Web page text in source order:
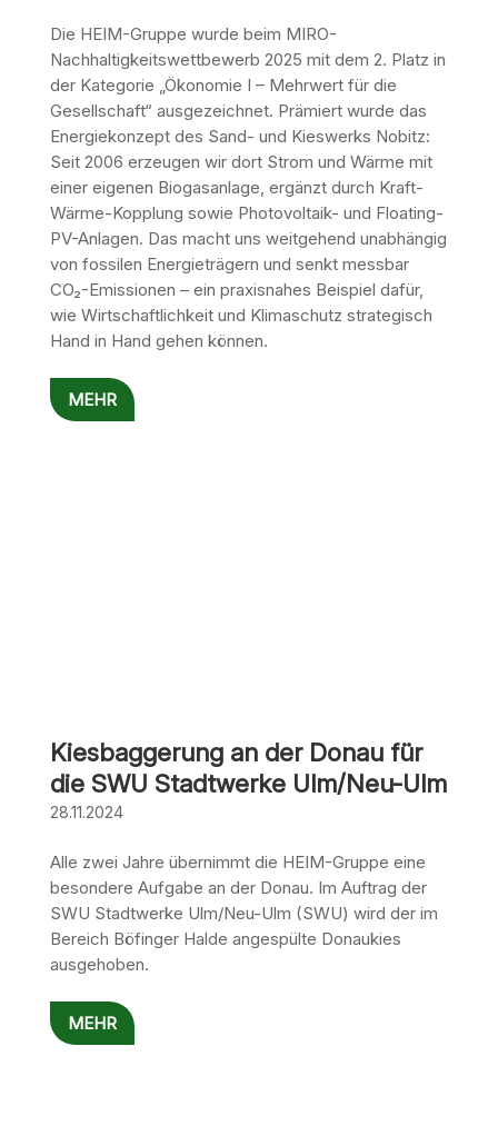
Die HEIM-Gruppe wurde beim MIRO-
Nachhaltigkeitswettbewerb 2025 mit dem 2. Platz in
der Kategorie „Ökonomie I – Mehrwert für die
Gesellschaft“ ausgezeichnet. Prämiert wurde das
Energiekonzept des Sand- und Kieswerks Nobitz:
Seit 2006 erzeugen wir dort Strom und Wärme mit
einer eigenen Biogasanlage, ergänzt durch Kraft-
Wärme-Kopplung sowie Photovoltaik- und Floating-
PV-Anlagen. Das macht uns weitgehend unabhängig
von fossilen Energieträgern und senkt messbar
CO₂-Emissionen – ein praxisnahes Beispiel dafür,
wie Wirtschaftlichkeit und Klimaschutz strategisch
Hand in Hand gehen können.
MEHR
Kiesbaggerung an der Donau für
die SWU Stadtwerke Ulm/Neu-Ulm
28.11.2024
Alle zwei Jahre übernimmt die HEIM-Gruppe eine
besondere Aufgabe an der Donau. Im Auftrag der
SWU Stadtwerke Ulm/Neu-Ulm (SWU) wird der im
Bereich Böfinger Halde angespülte Donaukies
ausgehoben.
MEHR